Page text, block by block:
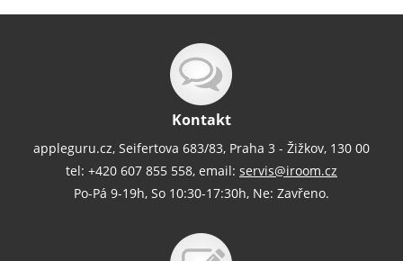
Kontakt
appleguru.cz, Seifertova 683/83, Praha 3 - Žižkov, 130 00
tel: +420 607 855 558, email: servis@iroom.cz
Po-Pá 9-19h, So 10:30-17:30h, Ne: Zavřeno.